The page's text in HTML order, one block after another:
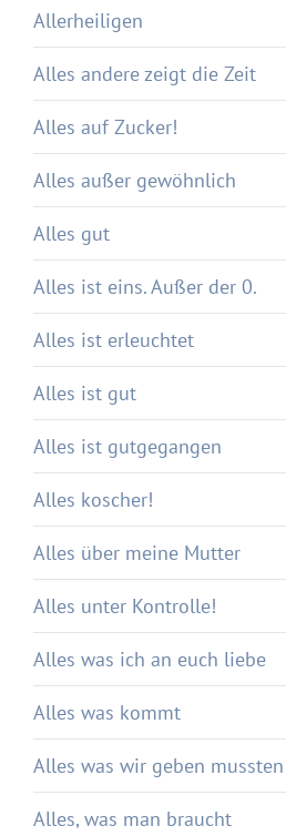
Allerheiligen
Alles andere zeigt die Zeit
Alles auf Zucker!
Alles außer gewöhnlich
Alles gut
Alles ist eins. Außer der 0.
Alles ist erleuchtet
Alles ist gut
Alles ist gutgegangen
Alles koscher!
Alles über meine Mutter
Alles unter Kontrolle!
Alles was ich an euch liebe
Alles was kommt
Alles was wir geben mussten
Alles, was man braucht